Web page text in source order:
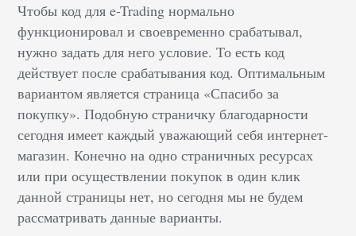
Чтобы код для e-Trading нормально
функционировал и своевременно срабатывал,
нужно задать для него условие. То есть код
действует после срабатывания код. Оптимальным
вариантом является страница «Спасибо за
покупку». Подобную страничку благодарности
сегодня имеет каждый уважающий себя интернет-
магазин. Конечно на одно страничных ресурсах
или при осуществлении покупок в один клик
данной страницы нет, но сегодня мы не будем
рассматривать данные варианты.